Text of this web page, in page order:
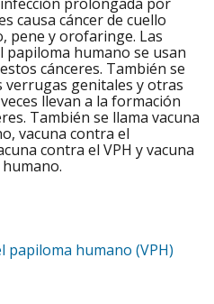
causa cáncer de cuello
pene y orofaringe. Las
papiloma humano se usan
cánceres. También se
genitales y otras
llevan a la formación
También se llama vacuna
vacuna contra el
contra el VPH y vacuna
papiloma humano (VPH)